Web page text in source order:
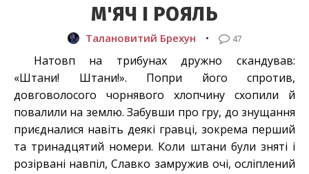
М'ЯЧ І РОЯЛЬ
Талановитий Брехун • 47
Натовп на трибунах дружно скандував:
«Штани! Штани!». Попри його спротив,
довговолосого чорнявого хлопчину схопили й
повалили на землю. Забувши про гру, до знущання
приєдналися навіть деякі гравці, зокрема перший
та тринадцятий номери. Коли штани були зняті і
розірвані навпіл, Славко замружив очі, осліплений